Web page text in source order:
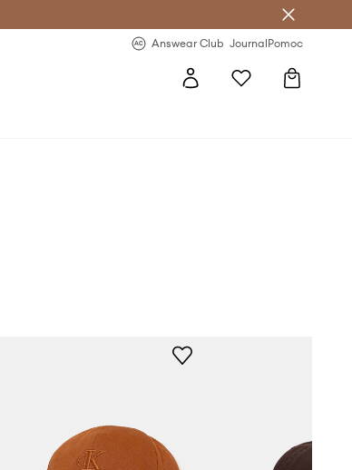
Answear Club JournalPomoc